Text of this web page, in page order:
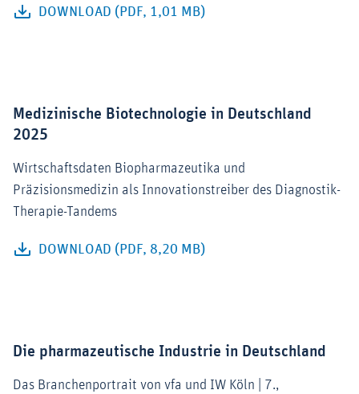
DOWNLOAD (PDF, 1,01 MB)
Medizinische Biotechnologie in Deutschland
2025
Wirtschaftsdaten Biopharmazeutika und
Präzisionsmedizin als Innovationstreiber des Diagnostik-
Therapie-Tandems
DOWNLOAD (PDF, 8,20 MB)
Die pharmazeutische Industrie in Deutschland
Das Branchenportrait von vfa und IW Köln | 7.,